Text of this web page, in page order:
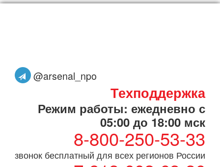
@arsenal_npo
Техподдержка
Режим работы: ежедневно с
05:00 до 18:00 мск
8-800-250-53-33
звонок бесплатный для всех регионов России